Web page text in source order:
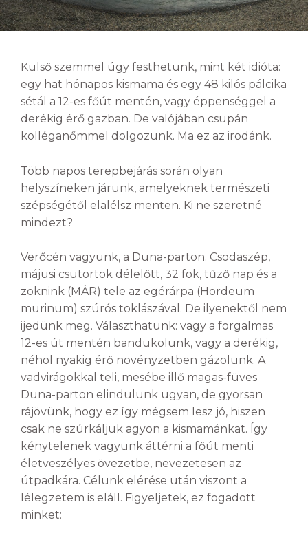
Külső szemmel úgy festhetünk, mint két idióta:
egy hat hónapos kismama és egy 48 kilós pálcika
sétál a 12-es főút mentén, vagy éppenséggel a
derékig érő gazban. De valójában csupán
kolléganőmmel dolgozunk. Ma ez az irodánk.
Több napos terepbejárás során olyan
helyszíneken járunk, amelyeknek természeti
szépségétől elalélsz menten. Ki ne szeretné
mindezt?
Verőcén vagyunk, a Duna-parton. Csodaszép,
májusi csütörtök délelőtt, 32 fok, tűző nap és a
zoknink (MÁR) tele az egérárpa (Hordeum
murinum) szúrós toklászával. De ilyenektől nem
ijedünk meg. Választhatunk: vagy a forgalmas
12-es út mentén bandukolunk, vagy a derékig,
néhol nyakig érő növényzetben gázolunk. A
vadvirágokkal teli, mesébe illő magas-füves
Duna-parton elindulunk ugyan, de gyorsan
rájövünk, hogy ez így mégsem lesz jó, hiszen
csak ne szúrkáljuk agyon a kismamánkat. Így
kénytelenek vagyunk áttérni a főút menti
életveszélyes övezetbe, nevezetesen az
útpadkára. Célunk elérése után viszont a
lélegzetem is eláll. Figyeljetek, ez fogadott
minket: